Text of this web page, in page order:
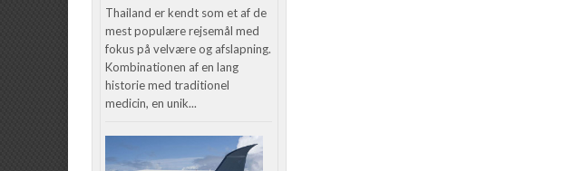
Thailand er kendt som et af de
mest populære rejsemål med
fokus på velvære og afslapning.
Kombinationen af en lang
historie med traditionel
medicin, en unik...